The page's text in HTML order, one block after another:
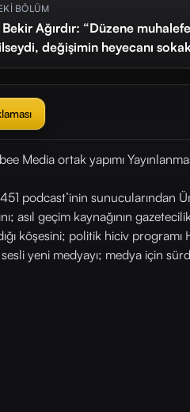
BÖLÜM
Ağırdır: “Düzene
değişimin heyecanı
Media ortak yapımı
podcast’inin sunucularından
asıl geçim kaynağının
köşesini; politik hiciv programı
sesli yeni medyayı; medya için